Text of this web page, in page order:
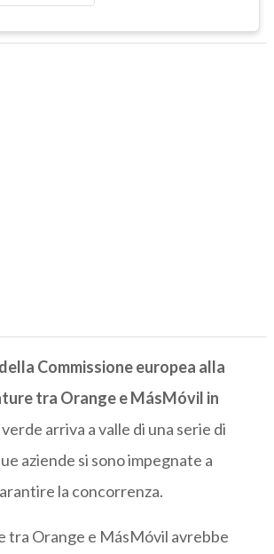
Commissione europea alla
tra Orange e MásMóvil in
arriva a valle di una serie di
aziende si sono impegnate a
la concorrenza.
tra Orange e MásMóvil avrebbe